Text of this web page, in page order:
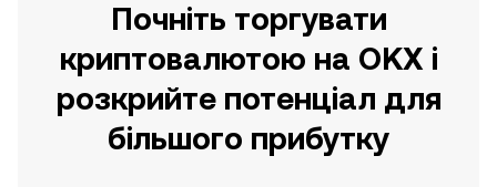
Почніть торгувати
криптовалютою на OKX і
розкрийте потенціал для
більшого прибутку